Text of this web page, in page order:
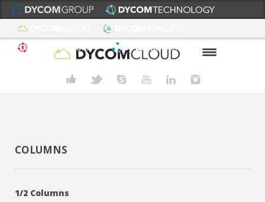
HOW IT WORKS
COLUMNS
1/2 Columns